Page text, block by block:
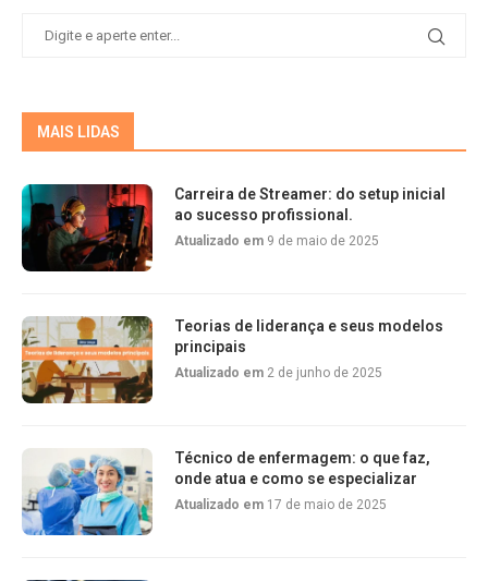
MAIS LIDAS
Carreira de Streamer: do setup inicial
ao sucesso profissional.
Atualizado em 9 de maio de 2025
Teorias de liderança e seus modelos
principais
Atualizado em 2 de junho de 2025
Técnico de enfermagem: o que faz,
onde atua e como se especializar
Atualizado em 17 de maio de 2025